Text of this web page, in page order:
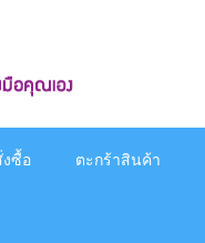
งซื้อ ตะกร้าสินค้า